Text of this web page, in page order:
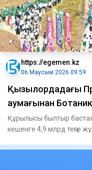
https://egemen.kz
06 Маусым 2026 09:59
Қызылордадағы
аумағынан
Құрылысы былтыр
кешенге 4,9 млрд теңге